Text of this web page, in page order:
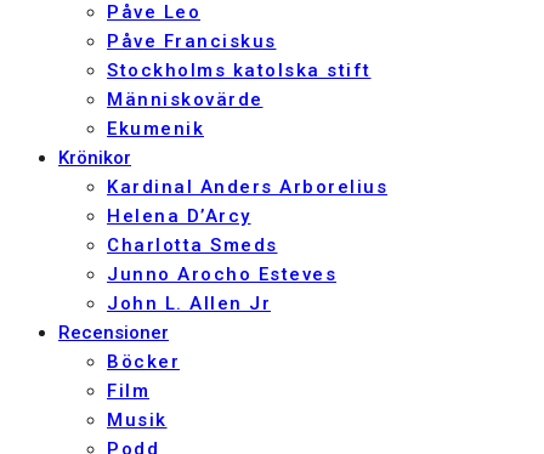
Påve Leo
Påve Franciskus
Stockholms katolska stift
Människovärde
Ekumenik
Krönikor
Kardinal Anders Arborelius
Helena D’Arcy
Charlotta Smeds
Junno Arocho Esteves
John L. Allen Jr
Recensioner
Böcker
Film
Musik
Podd